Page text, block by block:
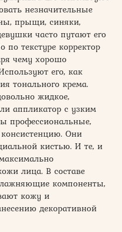
незначительные
прыщи, синяки,
часто путают его
по текстуре корректор
чему хорошо
его, как
тонального крема.
жидкое,
аппликатор с узким
профессиональные,
Они
кистью. И те, и
лица. В составе
компоненты,
кожу и
декоративной